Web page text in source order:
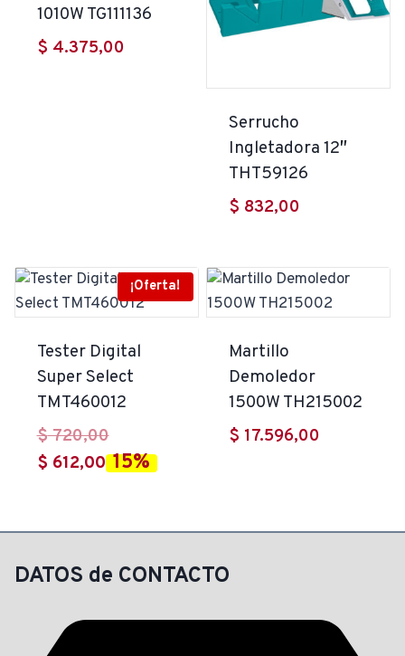
1010W TG111136
$ 4.375,00
Serrucho
Ingletadora 12″
THT59126
$ 832,00
¡Oferta!
Tester Digital
Super Select
TMT460012
$720,00El
precio
$ 612,00El
$ 612,00.
15%
Martillo
Demoledor
1500W TH215002
$ 17.596,00
DATOS de CONTACTO